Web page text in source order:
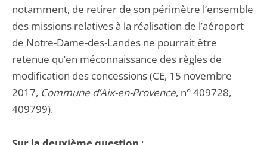
notamment, de retirer de son périmètre l’ensemble
des missions relatives à la réalisation de l’aéroport
de Notre-Dame-des-Landes ne pourrait être
retenue qu’en méconnaissance des règles de
modification des concessions (CE, 15 novembre
2017, Commune d’Aix-en-Provence, n° 409728,
409799).